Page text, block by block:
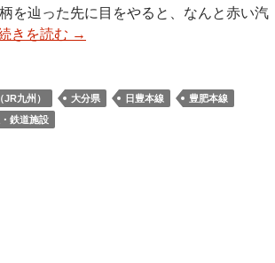
を辿った先に目をやると、なんと赤い汽
きを読む →
九州） 大分県 日豊本線
豊肥本線
鉄道施設